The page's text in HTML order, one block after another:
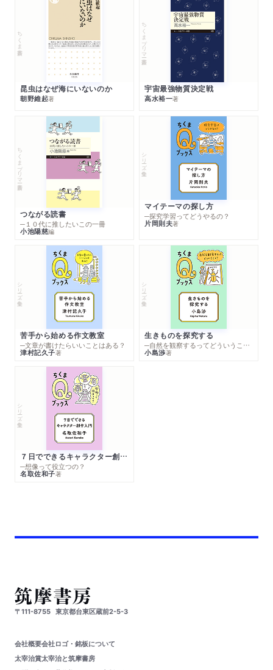
ちくま新書
昆虫はなぜ海にいないのか
朝野維起著
ちくまプリマー新書
宇宙最強物質決定戦
高水裕一著
ちくまプリマー新書
つながる読書
─１０代に推したいこの一冊
小池陽慈編
シリーズ・全集
マイテーマの探し方
─探究学習ってどうやるの？
片岡則夫著
シリーズ・全集
苦手から始める作文教室
─文章が書けたらいいことはある？
津村記久子著
シリーズ・全集
生きものを探究する
─自然を観察するってどういうこと？
小島渉著
シリーズ・全集
７日でできるキャラクター創作入門
─想像って役立つの？
名取佐和子著
〒111-8755 東京都台東区蔵前2-5-3
会社概要会社ロゴ・銘板について
太宰治賞太宰治と筑摩書房